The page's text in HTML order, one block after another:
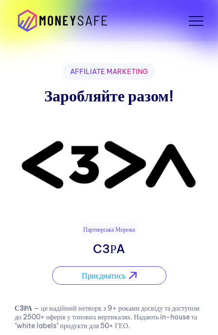
AFFILIATE MARKETING
Заробляйте разом!
Партнерська Мережа
C3РA
Приєднатись
С3РА — це надійний нетворк з 9+ роками досвіду та доступом
до 2500+ оферів у топових вертикалях. Надають in-house та
"white labels" продукти для 50+ ГЕО.